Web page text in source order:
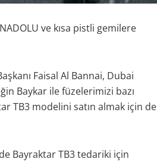
ve kısa pistli gemilere
Faisal Al Bannai, Dubai
Baykar ile füzelerimizi bazı
TB3 modelini satın almak için de
Bayraktar TB3 tedariki için